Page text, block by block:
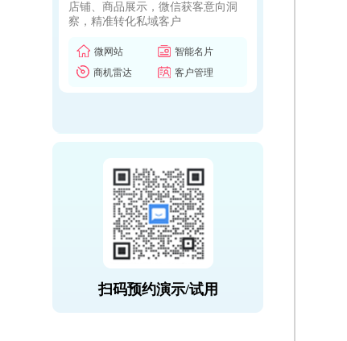
店铺、商品展示，微信获客意向洞
察，精准转化私域客户
微网站
智能名片
商机雷达
客户管理
扫码预约演示/试用